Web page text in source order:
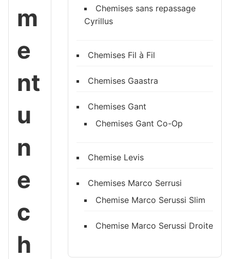
m
e
nt
u
n
e
c
h
Chemises sans repassage
Cyrillus
Chemises Fil à Fil
Chemises Gaastra
Chemises Gant
Chemises Gant Co-Op
Chemise Levis
Chemises Marco Serrusi
Chemise Marco Serussi Slim
Chemise Marco Serussi Droite